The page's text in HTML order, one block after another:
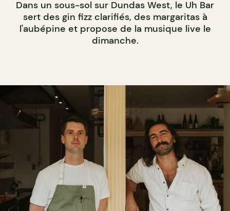
Dans un sous-sol sur Dundas West, le Uh Bar
sert des gin fizz clarifiés, des margaritas à
l'aubépine et propose de la musique live le
dimanche.